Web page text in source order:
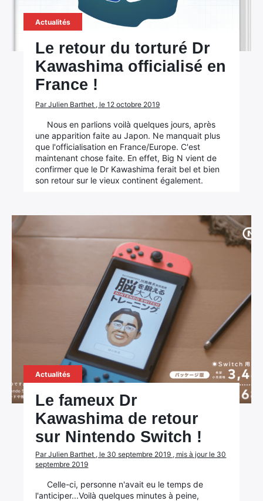
Actualités
Le retour du torturé Dr
Kawashima officialisé en
France !
Par Julien Barthet , le 12 octobre 2019
Nous en parlions voilà quelques jours, après
une apparition faite au Japon. Ne manquait plus
que l'officialisation en France/Europe. C'est
maintenant chose faite. En effet, Big N vient de
confirmer que le Dr Kawashima ferait bel et bien
son retour sur le vieux continent également.
Actualités
Le fameux Dr
Kawashima de retour
sur Nintendo Switch !
Par Julien Barthet , le 30 septembre 2019 , mis à jour le 30
septembre 2019
Celle-ci, personne n'avait eu le temps de
l'anticiper...Voilà quelques minutes à peine,
Rechercher